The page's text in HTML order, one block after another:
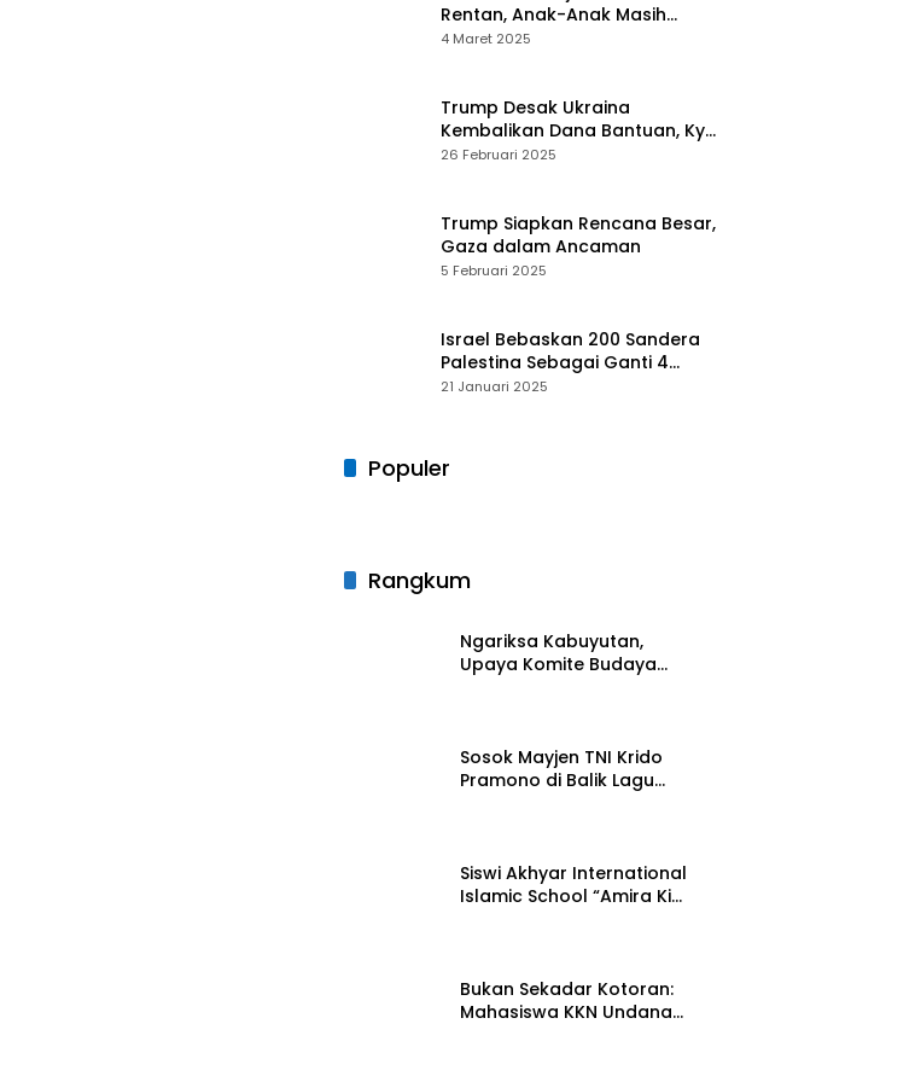
Rentan, Anak-Anak Masih
Menderita
4 Maret 2025
Trump Desak Ukraina
Kembalikan Dana Bantuan, Kyiv
Menolak
26 Februari 2025
Trump Siapkan Rencana Besar,
Gaza dalam Ancaman
5 Februari 2025
Israel Bebaskan 200 Sandera
Palestina Sebagai Ganti 4
Tentara Wanita
21 Januari 2025
Populer
Rangkum
Ngariksa Kabuyutan,
Upaya Komite Budaya
Sosok Mayjen TNI Krido
Pramono di Balik Lagu
Siswi Akhyar International
Islamic School “Amira Kim”
Bukan Sekadar Kotoran:
Mahasiswa KKN Undana